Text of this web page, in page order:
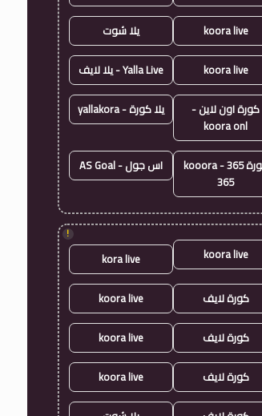
koora live يلا شوت
koora live Yalla Live - يلا لايف
كورة اون لاين -
koora onl
يلا كورة - yallakora
كورة 365 - kooora
365
اس جول - AS Goal
!
koora live
kora live
كورة لايف koora live
كورة لايف koora live
كورة لايف koora live